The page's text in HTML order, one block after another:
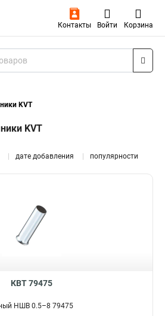
Контакты Войти Корзина
KVT
KVT
дате добавления популярности
КВТ 79475
НШВ 0.5–8 79475